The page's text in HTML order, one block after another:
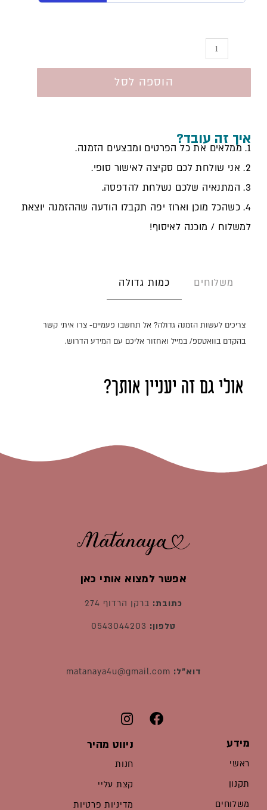
הוספה לסל
איך זה עובד?
1. ממלאים את כל הפרטים ומבצעים הזמנה.
2. אני שולחת לכם סקיצה לאישור סופי.
3. המתנאיה שלכם נשלחת להדפסה.
4. כשהכל מוכן וארוז יפה תקבלו הודעה שההזמנה יוצאת
למשלוח / מוכנה לאיסוף!
משלוחים כמות גדולה
צריכים לעשות הזמנה גדולה? אל תחשבו פעמיים- צרו איתי קשר
בהקדם בוואטספ/ במייל ואחזור אליכם עם המידע הדרוש.
אולי גם זה יעניין אותך?
אפשר למצוא אותי כאן
כתובת: ברקן הרדוף 274
טלפון:
דוא"ל: matanaya4u@gmail.com
מידע
ראשי
תקנון
משלוחים
ניווט מהיר
חנות
קצת עליי
מדיניות פרטיות